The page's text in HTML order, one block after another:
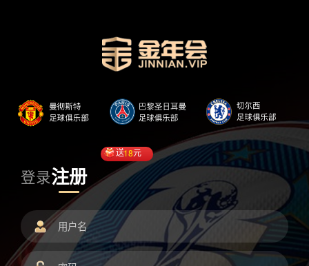
登录注册
送18元